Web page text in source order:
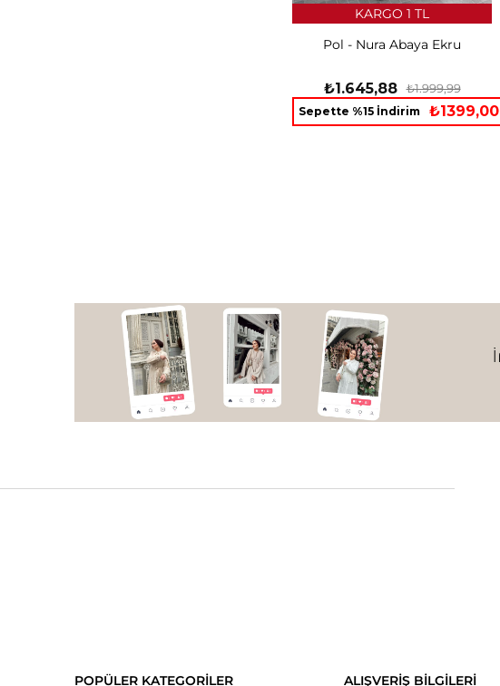
Pol - Nura Abaya Ekru
₺1.645,88 ₺1.999,99
Sepette %15 İndirim ₺1399,00
KARGO 1 TL
POPÜLER KATEGORİLER ALIŞVERİŞ BİLGİLERİ